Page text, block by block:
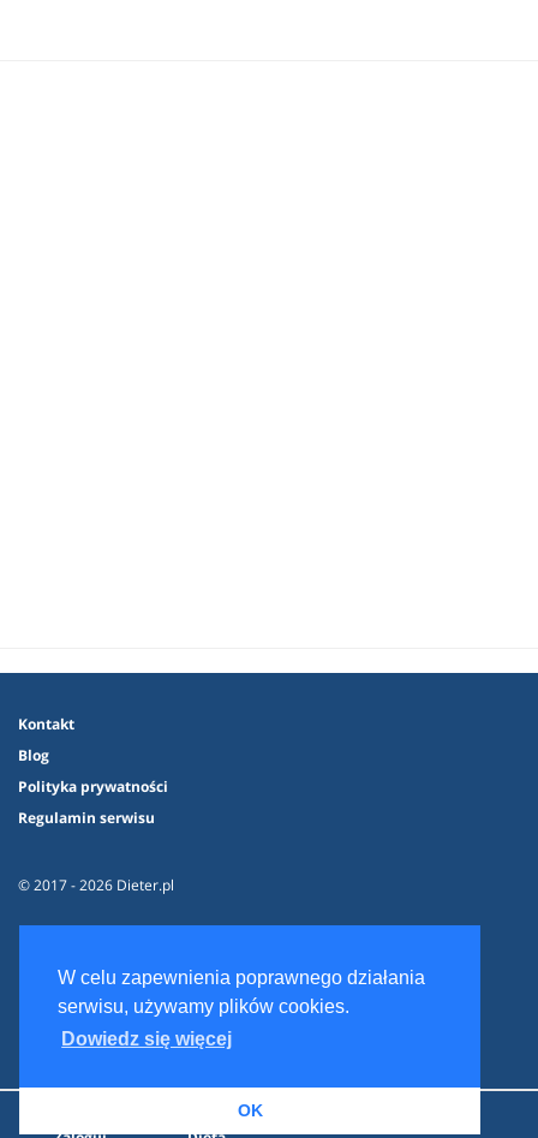
W celu zapewnienia poprawnego działania
serwisu, używamy plików cookies.
Dowiedz się więcej
OK
Kontakt
Blog
Polityka prywatności
Regulamin serwisu
© 2017 - 2026 Dieter.pl